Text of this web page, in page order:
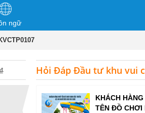
ngữ
Hỏi Đáp Đầu tư khu vui
KHÁCH
TÊN ĐỒ CHƠI